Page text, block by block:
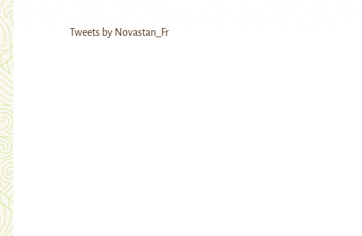
Tweets by Novastan_Fr